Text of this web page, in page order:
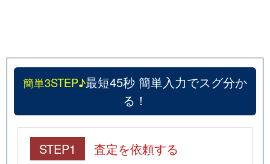
簡単3STEP♪最短45秒 簡単入力でスグ分か
る！
STEP1 査定を依頼する